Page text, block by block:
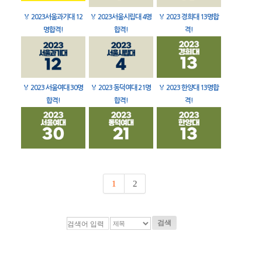
🏅 2023서울과기대 12
명합격!
🏅 2023서울시립대 4명
합격!
🏅 2023 경희대 13명합
격!
🏅 2023 서울여대 30명
합격!
🏅 2023 동덕여대 21명
합격!
🏅 2023 한양대 13명합
격!
1 2
검색